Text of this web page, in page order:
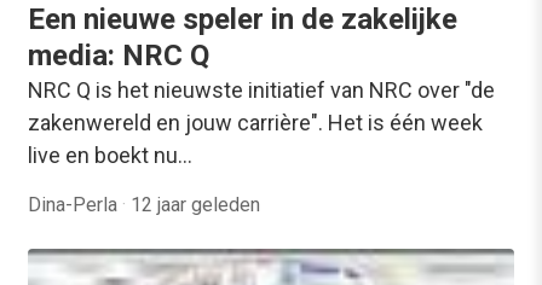
Een nieuwe speler in de zakelijke
media: NRC Q
NRC Q is het nieuwste initiatief van NRC over "de
zakenwereld en jouw carrière". Het is één week
live en boekt nu…
Dina-Perla · 12 jaar geleden